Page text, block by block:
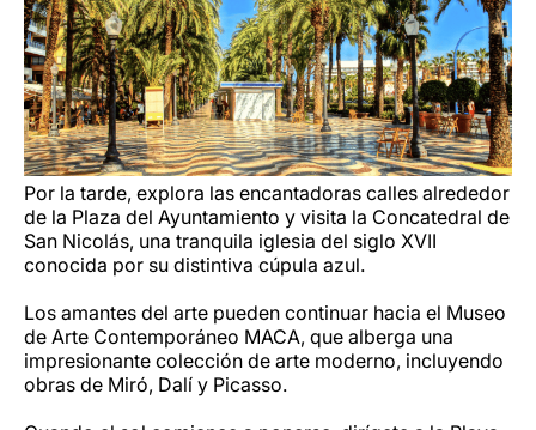
Por la tarde, explora las encantadoras calles alrededor
de la Plaza del Ayuntamiento y visita la Concatedral de
San Nicolás, una tranquila iglesia del siglo XVII
conocida por su distintiva cúpula azul.
Los amantes del arte pueden continuar hacia el Museo
de Arte Contemporáneo MACA, que alberga una
impresionante colección de arte moderno, incluyendo
obras de Miró, Dalí y Picasso.